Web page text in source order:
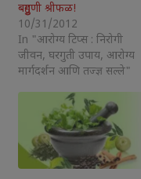
बहुगुणी श्रीफळ!
10/31/2012
In "आरोग्य टिप्स : निरोगी
जीवन, घरगुती उपाय, आरोग्य
मार्गदर्शन आणि तज्ज्ञ सल्ले"